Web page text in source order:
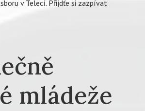
v Telecí. Přijdťe si zazpívat
mládeže